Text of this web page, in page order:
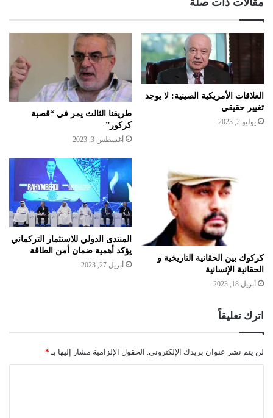
مقالات ذات صلة
العلاقات الأمريكية الصينية: لا يوجد
تغيير حقيقي
يوليو 2, 2023
طريقنا الثالث يمر في “قصبة
كركور”
أغسطس 3, 2023
كركوك بين الحقانية التاريخية و
الحقانية الإنسانية
أبريل 18, 2023
المنتدى الدولي للاستثمار التركماني
يؤكد أهمية ضمان أمن الطاقة
أبريل 27, 2023
اترك تعليقاً
لن يتم نشر عنوان بريدك الإلكتروني. الحقول الإلزامية مشار إليها بـ *